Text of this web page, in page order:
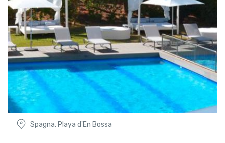
Spagna, Playa d'En Bossa